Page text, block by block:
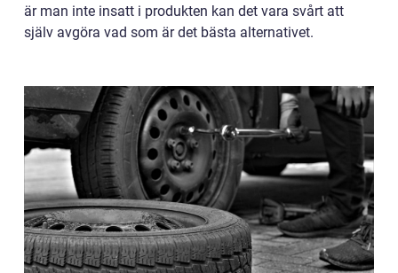
är man inte insatt i produkten kan det vara svårt att
själv avgöra vad som är det bästa alternativet.